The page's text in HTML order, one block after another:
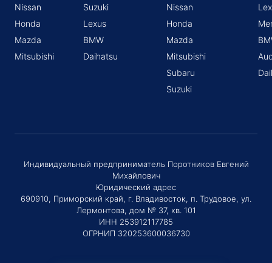
Nissan
Honda
Mazda
Mitsubishi
Suzuki
Lexus
BMW
Daihatsu
Nissan
Honda
Mazda
Mitsubishi
Subaru
Suzuki
Индивидуальный предприниматель Поротников Евгений
Михайлович
Юридический адрес
690910, Приморский край, г. Владивосток, п. Трудовое, ул.
Лермонтова, дом № 37, кв. 101
ИНН 253912117785
ОГРНИП 320253600036730